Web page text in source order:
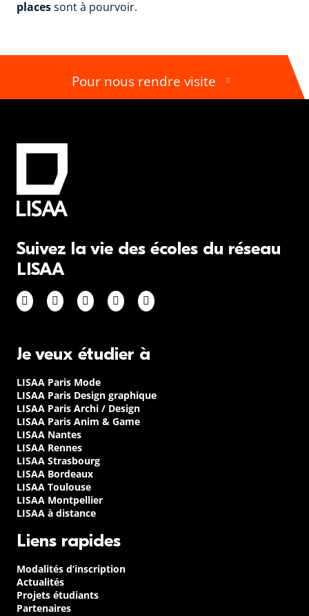
placessont à pourvoir.
Pour nous rendre visite
Suivez la vie des écoles du réseau
LISAA
Je veux étudier à
LISAA Paris Mode
LISAA Paris Design graphique
LISAA Paris Archi / Design
LISAA Paris Anim & Game
LISAA Nantes
LISAA Rennes
LISAA Strasbourg
LISAA Bordeaux
LISAA Toulouse
LISAA Montpellier
LISAA à distance
Liens rapides
Modalités d’inscription
Actualités
Projets étudiants
Partenaires